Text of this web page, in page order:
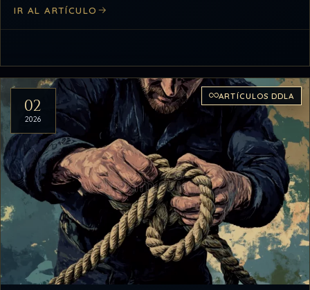
IR AL ARTÍCULO
02
2026
ARTÍCULOS DDLA